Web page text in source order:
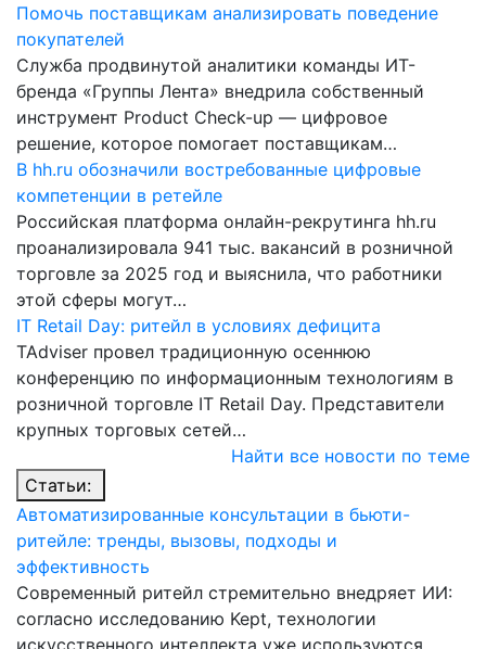
Помочь поставщикам анализировать поведение
покупателей
Служба продвинутой аналитики команды ИТ-
бренда «Группы Лента» внедрила собственный
инструмент Product Check-up — цифровое
решение, которое помогает поставщикам…
В hh.ru обозначили востребованные цифровые
компетенции в ретейле
Российская платформа онлайн-рекрутинга hh.ru
проанализировала 941 тыс. вакансий в розничной
торговле за 2025 год и выяснила, что работники
этой сферы могут…
IT Retail Day: ритейл в условиях дефицита
TAdviser провел традиционную осеннюю
конференцию по информационным технологиям в
розничной торговле IT Retail Day. Представители
крупных торговых сетей…
Найти все новости по теме
Статьи:
Автоматизированные консультации в бьюти-
ритейле: тренды, вызовы, подходы и
эффективность
Современный ритейл стремительно внедряет ИИ:
согласно исследованию Kept, технологии